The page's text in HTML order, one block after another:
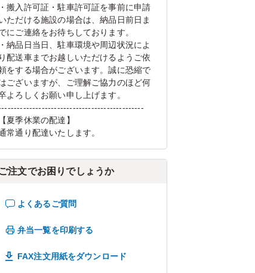
・搬入許可証・駐車許可証を事前に申請
ただける施設の場合は、納品日前日ま
にご連絡をお待ちしております。
・納品日当日、駐車環境や周辺状況によ
り配送車までお越しいただけるようご依
をする場合がございます。誠に恐縮で
ございますが、ご理解ご協力のほど何
よろしくお願い申し上げます。
【夏季休業の配達】
常通り配達いたします。
ご注文でお困りでしょうか
よくあるご質問
弁当一覧を印刷する
FAX注文用紙をダウンロード